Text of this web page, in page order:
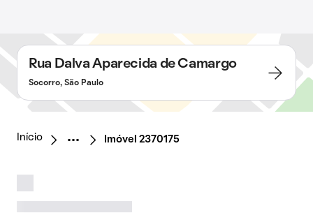
Rua Dalva Aparecida de Camargo
Socorro, São Paulo
Início Imóvel 2370175